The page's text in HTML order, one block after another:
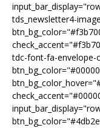
tds_newsletter4-
tdc-font-fa-envelope-